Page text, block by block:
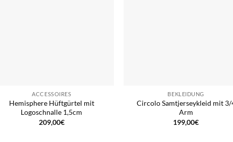
ACCESSOIRES
Hemisphere Hüftgürtel mit
Logoschnalle 1,5cm
209,00€
BEKLEIDUNG
Circolo Samtjerseykleid mit 3/
Arm
199,00€